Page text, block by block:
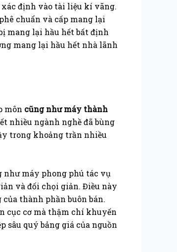
định vào tài liệu kí vãng.
chuẩn và cấp mang lại
mang lại hầu hết bất định
mang lại hầu hết nhà lãnh
môn cũng như máy thành
nhiều ngành nghề đã bùng
trong khoảng trần nhiều
máy phong phú tác vụ
và đối chọi giản. Điều này
thành phần buôn bán.
cục cơ mà thậm chí khuyến
sâu quý bảng giá của nguồn